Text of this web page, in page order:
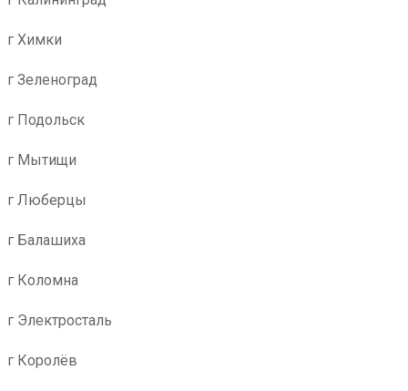
г Химки
г Зеленоград
г Подольск
г Мытищи
г Люберцы
г Балашиха
г Коломна
г Электросталь
г Королёв